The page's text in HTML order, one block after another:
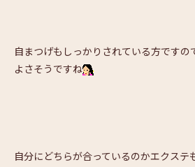
自まつげもしっかりされている方ですの
よさそうですね
自分にどちらが合っているのかエクステ